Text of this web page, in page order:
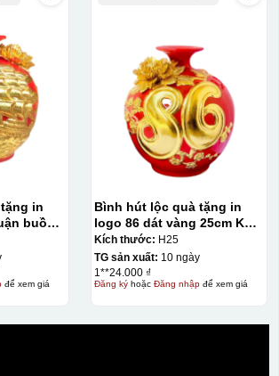
một tấm lưới được phủ hóa chất cảm
hình ảnh cần in được phơi sáng tạo
in được đẩy qua các lỗ nhỏ trên lưới
gạt (squeegee) để in lên bề mặt sản
bút, móc khóa hay các vật phẩm quà
này cho phép in được nhiều màu sắc
xuất số lượng lớn, tuy nhiên đòi hỏi
bị kỹ lưỡng và chi phí setup ban đầu
in
buồm
để xem giá
Bình hút lộc quà tặng in
logo 86 dát vàng 25cm KQ-
BHL15
Kích thước: H25
TG sản xuất: 10 ngày
1**24.000 ₫
Đăng kýhoặc Đăng nhậpđể xem giá